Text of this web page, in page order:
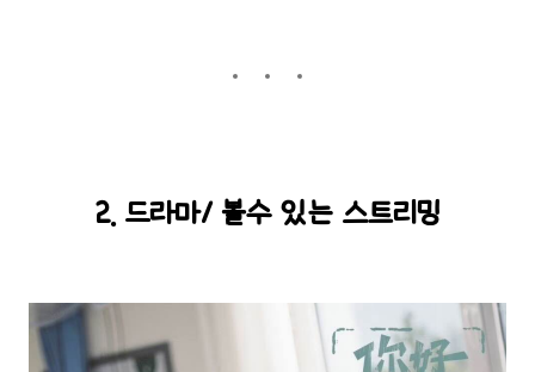
2. 드라마/ 볼수 있는 스트리밍